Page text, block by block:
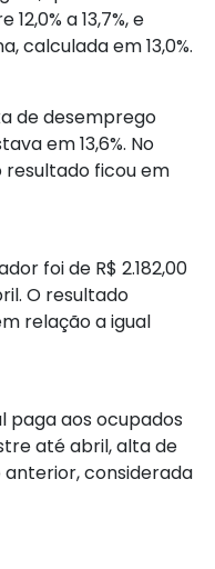
a 13,7%, e
calculada em 13,0%.
de desemprego
em 13,6%. No
resultado ficou em
foi de R$ 2.182,00
O resultado
relação a igual
paga aos ocupados
até abril, alta de
anterior, considerada